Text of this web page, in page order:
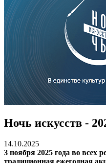
Ночь искусств -
14.10.2025
3 ноября 2025 года во всех
традиционная ежегодная